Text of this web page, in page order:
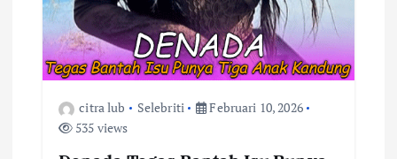
citra lub Selebriti
Februari 10, 2026
535 views